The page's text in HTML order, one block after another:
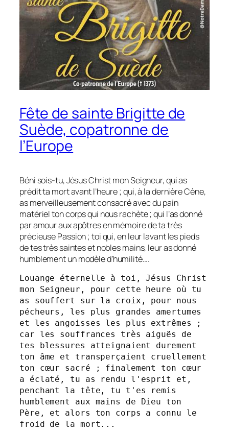
Fête de sainte Brigitte de
Suède, copatronne de
l’Europe
Béni sois-tu, Jésus Christ mon Seigneur, qui as
prédit ta mort avant l’heure ; qui, à la dernière Cène,
as merveilleusement consacré avec du pain
matériel ton corps qui nous rachète ; qui l’as donné
par amour aux apôtres en mémoire de ta très
précieuse Passion ; toi qui, en leur lavant les pieds
de tes très saintes et nobles mains, leur as donné
humblement un modèle d’humilité….
Louange éternelle à toi, Jésus Christ
mon Seigneur, pour cette heure où tu
as souffert sur la croix, pour nous
pécheurs, les plus grandes amertumes
et les angoisses les plus extrêmes ;
car les souffrances très aiguës de
tes blessures atteignaient durement
ton âme et transperçaient cruellement
ton cœur sacré ; finalement ton cœur
a éclaté, tu as rendu l'esprit et,
penchant la tête, tu t'es remis
humblement aux mains de Dieu ton
Père, et alors ton corps a connu le
froid de la mort...